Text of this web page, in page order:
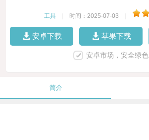
工具 时间：2025-07-03
安卓下载 苹果下载
安卓市场，安全绿色
简介